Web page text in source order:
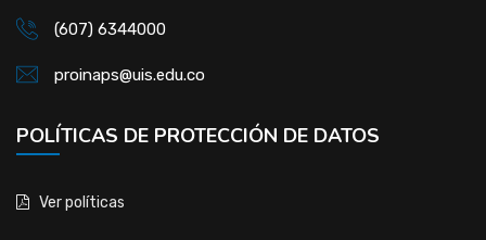
(607) 6344000
proinaps@uis.edu.co
POLÍTICAS DE PROTECCIÓN DE DATOS
Ver políticas